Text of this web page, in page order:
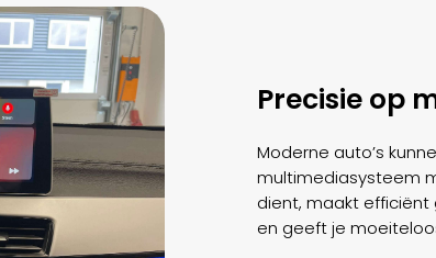
Precisie op
Moderne auto’s
multimediasysteem
dient, maakt efficiënt
en geeft je